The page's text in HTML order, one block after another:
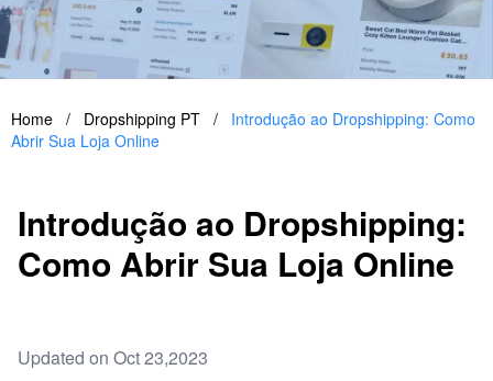
Home / Dropshipping PT /
Introdução ao Dropshipping: Como
Abrir Sua Loja Online
Introdução ao Dropshipping:
Como Abrir Sua Loja Online
Updated on Oct 23,2023